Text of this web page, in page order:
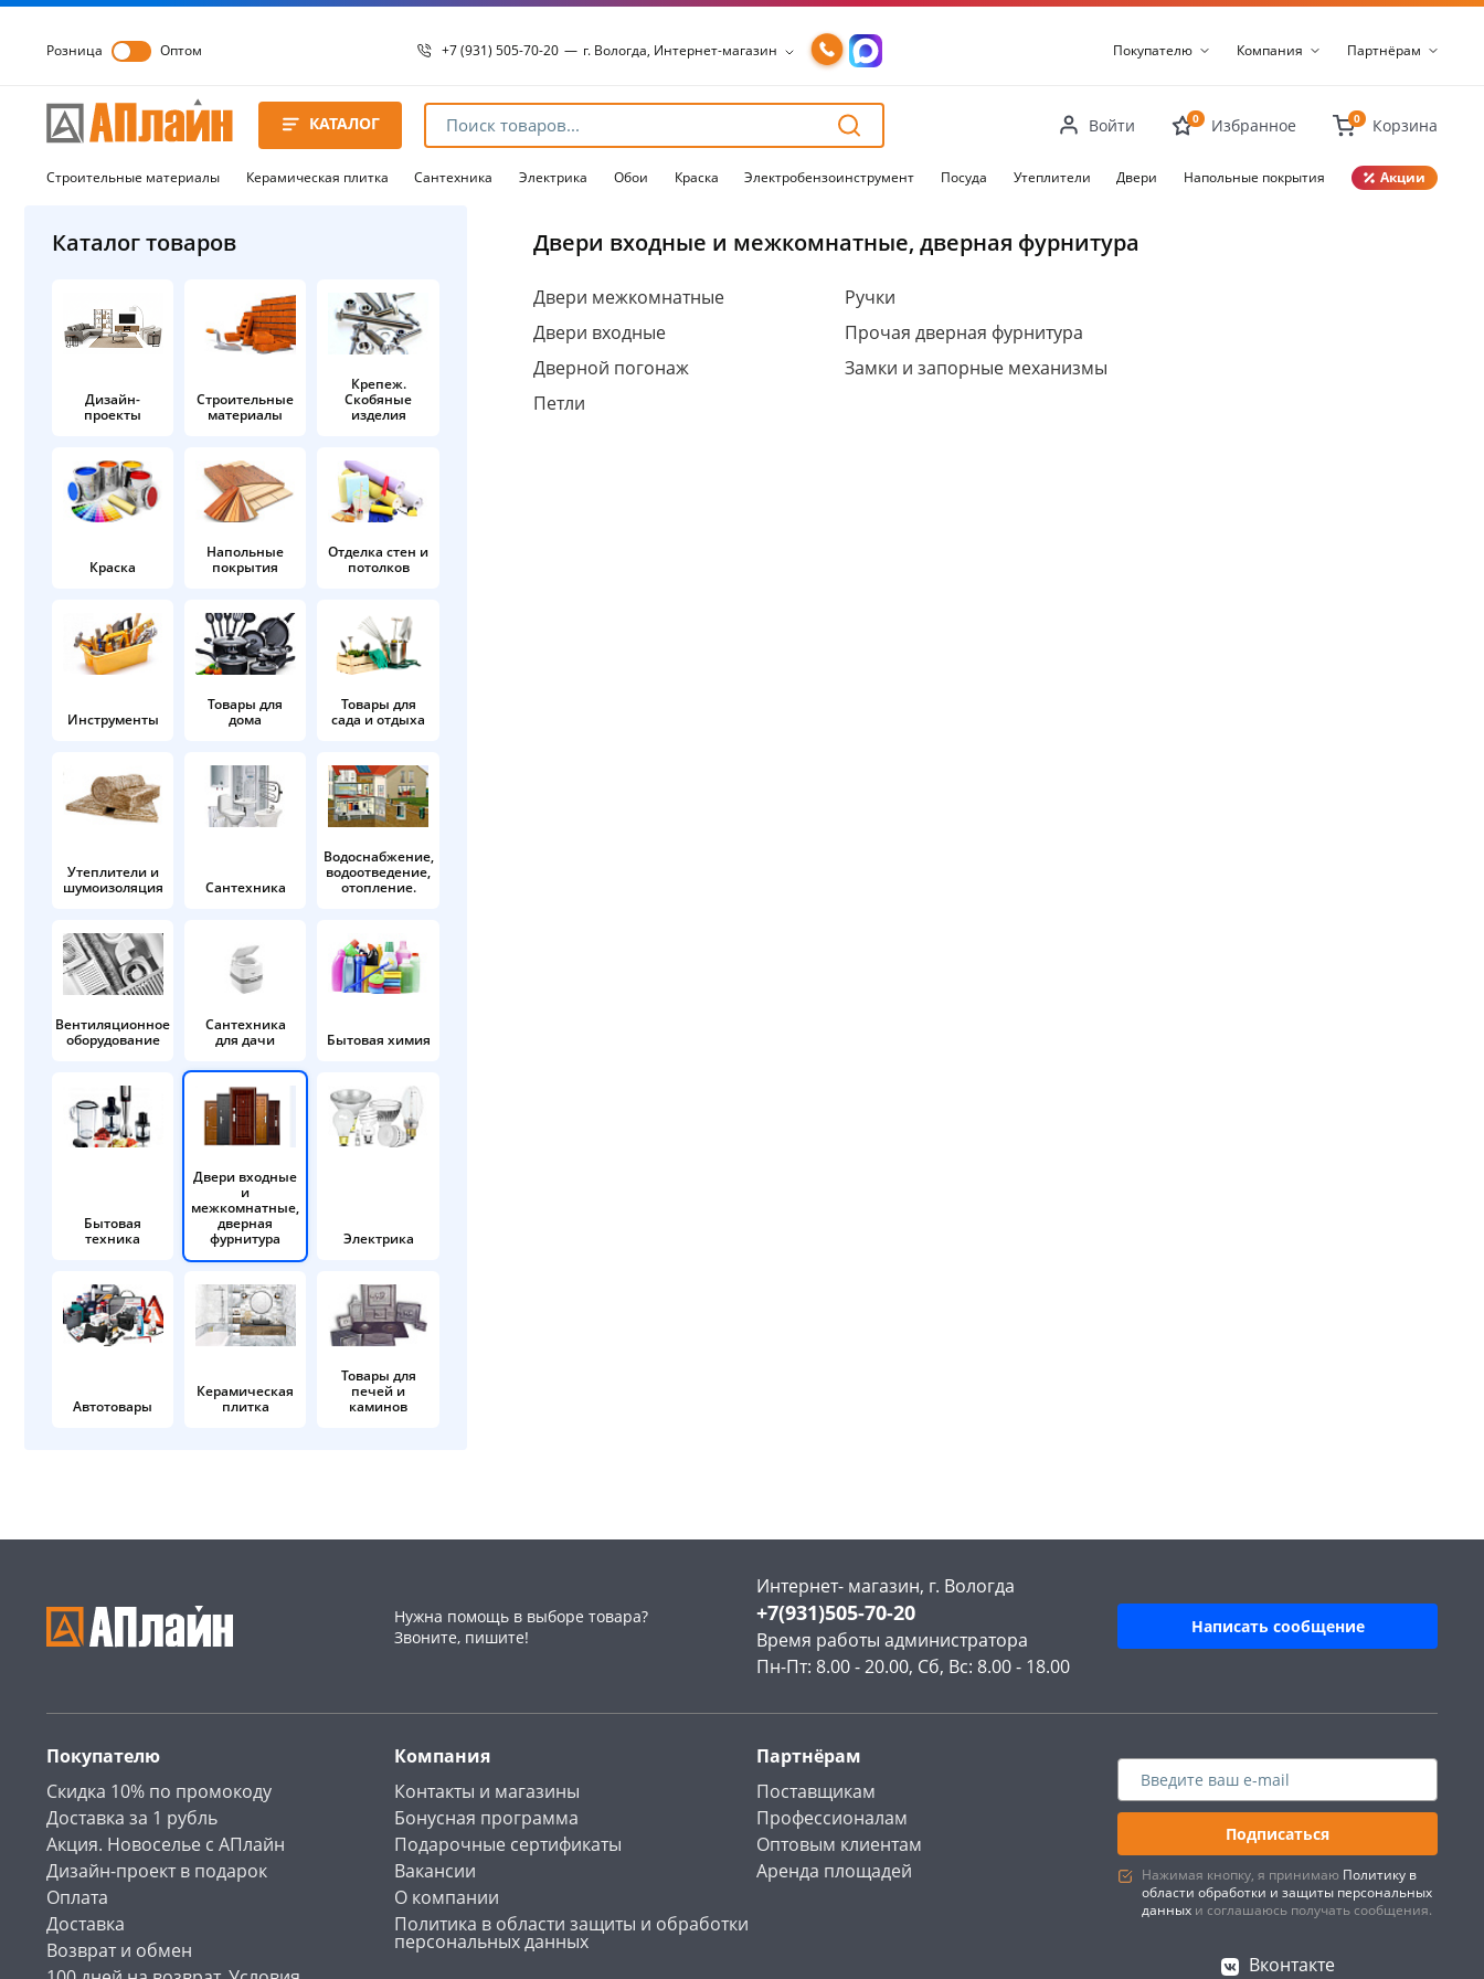
Розница Оптом +7 (931) 505-70-20 — г. Вологда, Интернет-магазин
8 8172 54-15-98
8 8172 54-15-96
г. Вологда, Пошехонское ш., 18
Покупателю Компания Партнёрам
КАТАЛОГ Войти 0 Избранное 0 Корзина
Строительные материалы Керамическая плитка Сантехника Электрика Обои Краска Электробензоинструмент Посуда Утеплители Двери Напольные покрытия Акции
Каталог товаров
Дизайн-
проекты
Строительные
материалы
Крепеж.
Скобяные
изделия
Краска
Напольные
покрытия
Отделка стен и
потолков
Инструменты
Товары для
дома
Товары для
сада и отдыха
Утеплители и
шумоизоляция
Сантехника
Водоснабжение,
водоотведение,
отопление.
Вентиляционное
оборудование
Сантехника
для дачи
Бытовая химия
Бытовая
техника
Двери входные
и
межкомнатные,
дверная
фурнитура
Электрика
Автотовары
Керамическая
плитка
Товары для
печей и
каминов
Двери входные и межкомнатные, дверная фурнитура
Двери межкомнатные
Двери входные
Дверной погонаж
Петли
Ручки
Прочая дверная фурнитура
Замки и запорные механизмы
Нужна помощь в выборе товара?
Звоните, пишите!
Интернет- магазин, г. Вологда
+7(931)505-70-20
Время работы администратора
Пн-Пт: 8.00 - 20.00, Сб, Вс: 8.00 - 18.00
Написать сообщение
Покупателю
Скидка 10% по промокоду
Доставка за 1 рубль
Акция. Новоселье с АПлайн
Дизайн-проект в подарок
Оплата
Доставка
Возврат и обмен
Компания
Контакты и магазины
Бонусная программа
Подарочные сертификаты
Вакансии
О компании
Политика в области защиты и обработки
персональных данных
Партнёрам
Поставщикам
Профессионалам
Оптовым клиентам
Аренда площадей
Подписаться
Нажимая кнопку, я принимаю Политику в
области обработки и защиты персональных
данных и соглашаюсь получать сообщения.
Вконтакте
Для клиентов всех банков
Разбейтеоплату
на части
раз в 2 недели